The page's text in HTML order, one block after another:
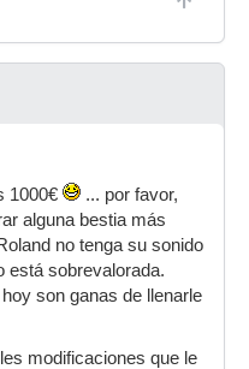
1000€
... por favor,
alguna bestia más
no tenga su sonido
está sobrevalorada.
son ganas de llenarle
modificaciones que le